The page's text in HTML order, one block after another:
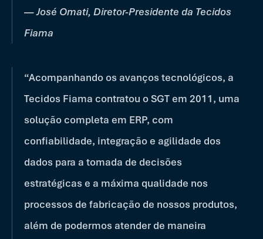
—José Omati, Diretor-Presidente da Tecidos
Fiama
“Acompanhando os avanços tecnológicos, a
Tecidos Fiama contratou o SGT em 2011, uma
solução completa em ERP, com
confiabilidade, integração e agilidade dos
dados para a tomada de decisões
estratégicas e a máxima qualidade nos
processos de fabricação de nossos produtos,
além de podermos atender de maneira